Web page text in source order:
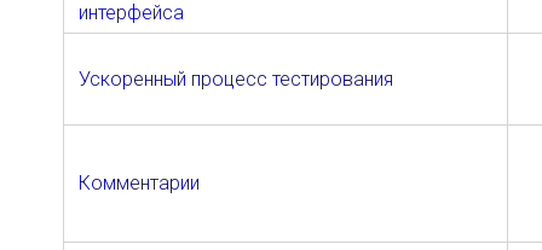
интерфейса
Ускоренный процесс тестирования
Комментарии